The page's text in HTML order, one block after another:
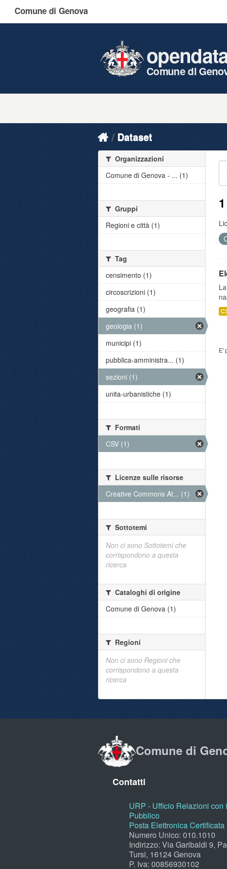
Comune di Genova
Comune di
Dataset
E'
Organizzazioni
Comune di Genova - ... (1)
Gruppi
Regioni e città (1)
Tag
censimento (1)
circoscrizioni (1)
geografia (1)
geologia (1)
municipi (1)
pubblica-amministra... (1)
sezioni (1)
unita-urbanistiche (1)
Formati
CSV (1)
Licenze sulle risorse
Creative Commons At... (1)
Sottotemi
Non ci sono Sottotemi che
corrispondono a questa
ricerca
Cataloghi di origine
Comune di Genova (1)
Regioni
Non ci sono Regioni che
corrispondono a questa
ricerca
Comune di
Contatti
URP - Ufficio Relazioni con
Pubblico
Posta Elettronica Certificata
Numero Unico: 010.1010
Indirizzo: Via Garibaldi 9,
Tursi, 16124 Genova
P. Iva: 00856930102